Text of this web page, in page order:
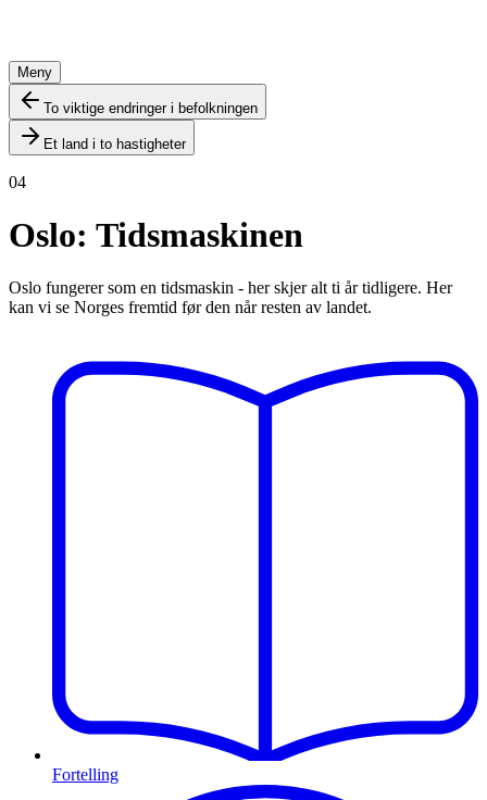
Meny
To viktige endringer i befolkningen
Et land i to hastigheter
04
Oslo: Tidsmaskinen
Oslo fungerer som en tidsmaskin - her skjer alt ti år tidligere. Her
kan vi se Norges fremtid før den når resten av landet.
Fortelling